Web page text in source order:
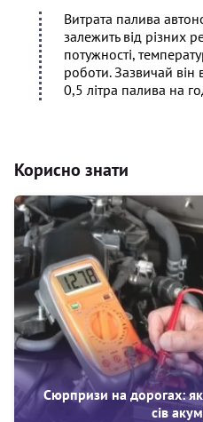
Витрата палива
залежить від різних
потужності,
роботи. Зазвичай він
0,5 літра палива на
Корисно знати
Сюрпризи на дорогах:
сів